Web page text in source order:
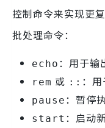
控制命令来实现更
批处理命令：
echo ：用于输
rem 或 :: ：用
pause ：暂停
start ：启动